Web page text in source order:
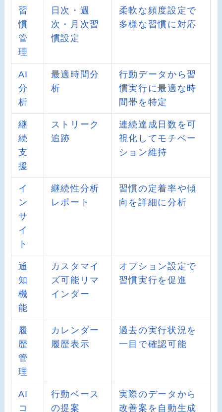
習
慣
管
理
日次・週
次・月次習
慣設定
柔軟な頻度設定で
多様な習慣に対応
AI
分
析
最適時間分
析
行動データから習
慣実行に最適な時
間帯を特定
継
続
支
援
ストリーク
追跡
連続達成日数を可
視化してモチベー
ション維持
イ
ン
サ
イ
ト
継続性分析
レポート
習慣の定着率や傾
向を詳細に分析
通
知
機
能
カスタマイ
ズ可能リマ
インダー
オプション設定で
習慣実行を促進
履
歴
管
理
カレンダー
履歴表示
過去の実行状況を
一目で確認可能
AI
コ
行動ベース
の提案
実際のデータから
改善案を自動生成